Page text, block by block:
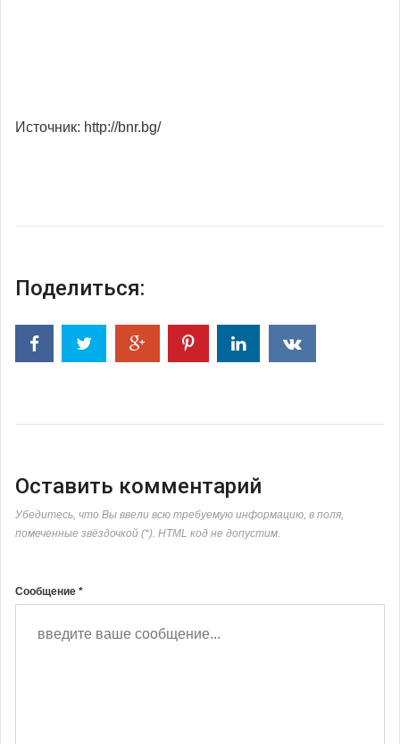
Источник: http://bnr.bg/
Поделиться:
Оставить комментарий
Убедитесь, что Вы ввели всю требуемую информацию, в поля,
помеченные звёздочкой (*). HTML код не допустим.
Сообщение *